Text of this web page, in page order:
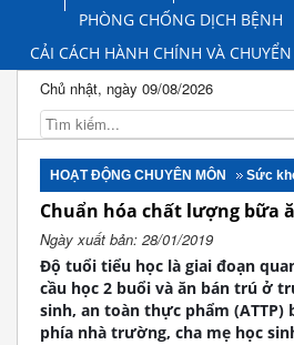
PHÒNG CHỐNG DỊCH BỆNH
CẢI CÁCH HÀNH CHÍNH VÀ
Chủ nhật, ngày 09/08/2026
HOẠT ĐỘNG CHUYÊN MÔN Sức
Chuẩn hóa chất lượng bữa
Ngày xuất bản: 28/01/2019
Độ tuổi tiểu học là giai đoạn
cầu học 2 buổi và ăn bán trú ở
sinh, an toàn thực phẩm
phía nhà trường, cha mẹ học